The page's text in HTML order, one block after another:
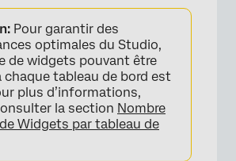
Pour garantir des
optimales du Studio,
de widgets pouvant être
chaque tableau de bord est
plus d’informations,
la section Nombre
Widgets par tableau de